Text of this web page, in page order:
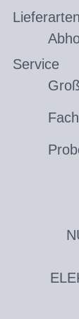
Lieferarten
Service